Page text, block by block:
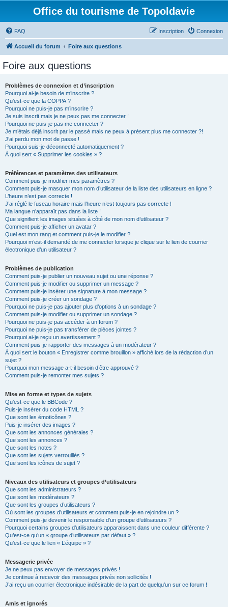
Office du tourisme de Topoldavie
FAQ Connexion
Inscription
Accueil du forum Foire aux questions
Foire aux questions
Problèmes de connexion et d’inscription
Pourquoi ai-je besoin de m’inscrire ?
Qu’est-ce que la COPPA ?
Pourquoi ne puis-je pas m’inscrire ?
Je suis inscrit mais je ne peux pas me connecter !
Pourquoi ne puis-je pas me connecter ?
Je m’étais déjà inscrit par le passé mais ne peux à présent plus me connecter ?!
J’ai perdu mon mot de passe !
Pourquoi suis-je déconnecté automatiquement ?
À quoi sert « Supprimer les cookies » ?
Préférences et paramètres des utilisateurs
Comment puis-je modifier mes paramètres ?
Comment puis-je masquer mon nom d’utilisateur de la liste des utilisateurs en ligne ?
L’heure n’est pas correcte !
J’ai réglé le fuseau horaire mais l’heure n’est toujours pas correcte !
Ma langue n’apparaît pas dans la liste !
Que signifient les images situées à côté de mon nom d’utilisateur ?
Comment puis-je afficher un avatar ?
Quel est mon rang et comment puis-je le modifier ?
Pourquoi m’est-il demandé de me connecter lorsque je clique sur le lien de courrier
électronique d’un utilisateur ?
Problèmes de publication
Comment puis-je publier un nouveau sujet ou une réponse ?
Comment puis-je modifier ou supprimer un message ?
Comment puis-je insérer une signature à mon message ?
Comment puis-je créer un sondage ?
Pourquoi ne puis-je pas ajouter plus d’options à un sondage ?
Comment puis-je modifier ou supprimer un sondage ?
Pourquoi ne puis-je pas accéder à un forum ?
Pourquoi ne puis-je pas transférer de pièces jointes ?
Pourquoi ai-je reçu un avertissement ?
Comment puis-je rapporter des messages à un modérateur ?
À quoi sert le bouton « Enregistrer comme brouillon » affiché lors de la rédaction d’un
sujet ?
Pourquoi mon message a-t-il besoin d’être approuvé ?
Comment puis-je remonter mes sujets ?
Mise en forme et types de sujets
Qu’est-ce que le BBCode ?
Puis-je insérer du code HTML ?
Que sont les émoticônes ?
Puis-je insérer des images ?
Que sont les annonces générales ?
Que sont les annonces ?
Que sont les notes ?
Que sont les sujets verrouillés ?
Que sont les icônes de sujet ?
Niveaux des utilisateurs et groupes d’utilisateurs
Que sont les administrateurs ?
Que sont les modérateurs ?
Que sont les groupes d’utilisateurs ?
Où sont les groupes d’utilisateurs et comment puis-je en rejoindre un ?
Comment puis-je devenir le responsable d’un groupe d’utilisateurs ?
Pourquoi certains groupes d’utilisateurs apparaissent dans une couleur différente ?
Qu’est-ce qu’un « groupe d’utilisateurs par défaut » ?
Qu’est-ce que le lien « L’équipe » ?
Messagerie privée
Je ne peux pas envoyer de messages privés !
Je continue à recevoir des messages privés non sollicités !
J’ai reçu un courrier électronique indésirable de la part de quelqu’un sur ce forum !
Amis et ignorés